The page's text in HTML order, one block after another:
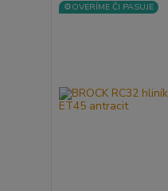
⚙️OVERÍME ČI PASUJE